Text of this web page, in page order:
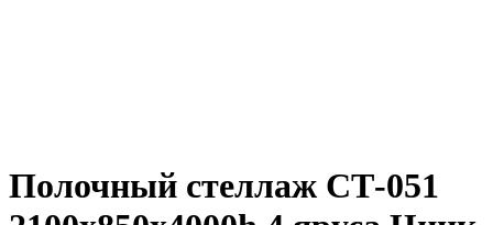
Полочный стеллаж СТ-051